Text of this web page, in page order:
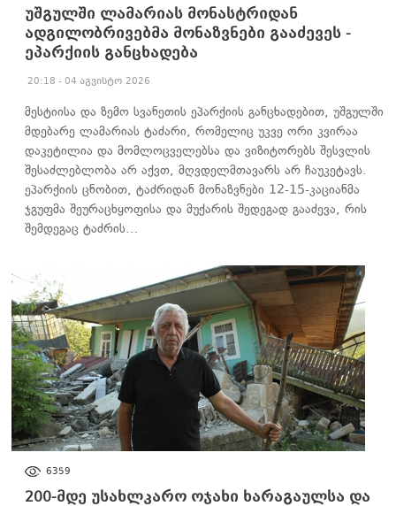
უშგულში ლამარიას მონასტრიდან
ადგილობრივებმა მონაზვნები გააძევეს -
ეპარქიის განცხადება
20:18 - 04 აგვისტო 2026
მესტიისა და ზემო სვანეთის ეპარქიის განცხადებით, უშგულში
მდებარე ლამარიას ტაძარი, რომელიც უკვე ორი კვირაა
დაკეტილია და მომლოცველებსა და ვიზიტორებს შესვლის
შესაძლებლობა არ აქვთ, მღვდელმთავარს არ ჩაუკეტავს.
ეპარქიის ცნობით, ტაძრიდან მონაზვნები 12-15-კაციანმა
ჯგუფმა შეურაცხყოფისა და მუქარის შედეგად გააძევა, რის
შემდეგაც ტაძრის…
6359
200-მდე უსახლკარო ოჯახი ხარაგაულსა და